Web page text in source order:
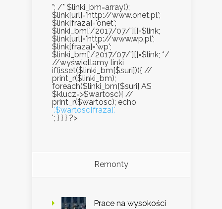
"; /* $linki_bm=array();
$link[url]='http://www.onet.pl';
$link[fraza]='onet';
$linki_bm['/2017/07/'][]=$link;
$link[url]='http://www.wp.pl';
$link[fraza]='wp';
$linki_bm['/2017/07/'][]=$link; */
//wyświetlamy linki
if(isset($linki_bm[$suri])){ //
print_r($linki_bm);
foreach($linki_bm[$suri] AS
$klucz=>$wartosc){ //
print_r($wartosc); echo
''.$wartosc[fraza].'
'; } } } ?>
Remonty
Prace na wysokości